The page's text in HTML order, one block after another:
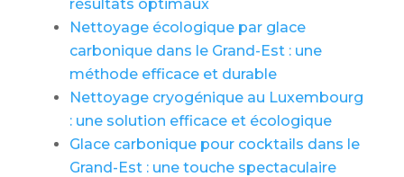
résultats optimaux
Nettoyage écologique par glace
carbonique dans le Grand-Est : une
méthode efficace et durable
Nettoyage cryogénique au Luxembourg
: une solution efficace et écologique
Glace carbonique pour cocktails dans le
Grand-Est : une touche spectaculaire